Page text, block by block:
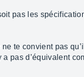
pas les
te convient pas
a pas d’équivalent